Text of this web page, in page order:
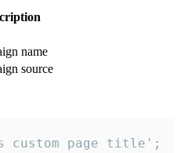
name
source
page title';